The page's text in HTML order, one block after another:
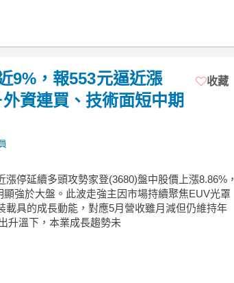
9%，報553元逼近漲
資連買、技術面短中期
收藏
停延續多頭攻勢家登(3680)盤中股價上漲8.86%，
強於大盤。此波走強主因市場持續聚焦EUV光罩
載具的成長動能，對應5月營收雖月減但仍維持年
升溫下，本業成長趨勢未